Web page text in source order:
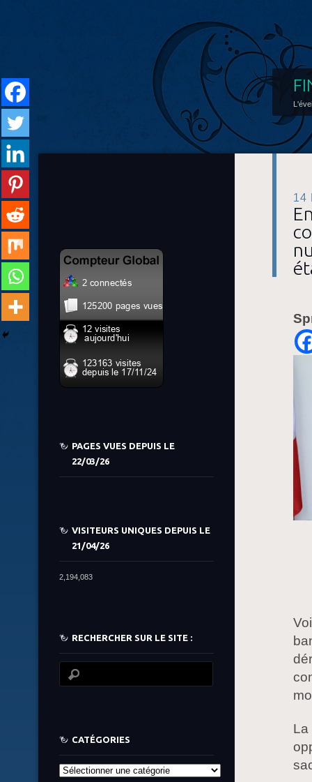
14
La
PAGES VUES DEPUIS LE
22/03/26
VISITEURS UNIQUES DEPUIS LE
21/04/26
2,194,083
RECHERCHER SUR LE SITE :
CATÉGORIES
Catégories